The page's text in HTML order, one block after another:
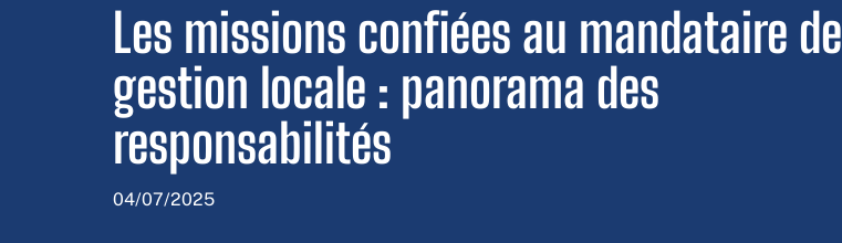
Les missions confiées au mandataire de
gestion locale : panorama des
responsabilités
04/07/2025